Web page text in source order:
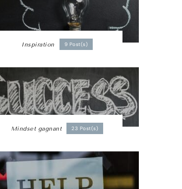
Inspiration 9 Post(s)
Mindset gagnant 23 Post(s)